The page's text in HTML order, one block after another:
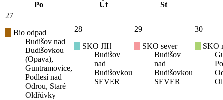
Po
Út
St
27
Bio odpad
Budišov nad
Budišovkou
(Opava),
Guntramovice,
Podlesí nad
Odrou, Staré
Oldřůvky
28
SKO JIH
Budišov
nad
Budišovkou
SEVER
29
SKO sever
Budišov
nad
Budišovkou
SEVER
30
SKO